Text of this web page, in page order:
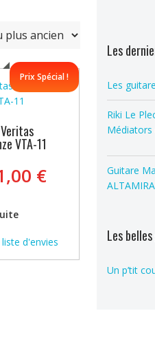
Prix Spécial !
VTA-11
:
€.
€Le
11,00 €.
d'envies
Les
Les
Riki Le
Médiators
Guitare
Les
Un p’tit